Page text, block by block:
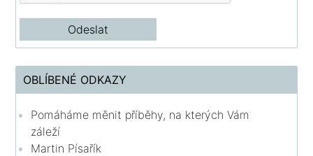
OBLÍBENÉ ODKAZY
Pomáháme měnit příběhy, na kterých Vám
záleží
Martin Písařík